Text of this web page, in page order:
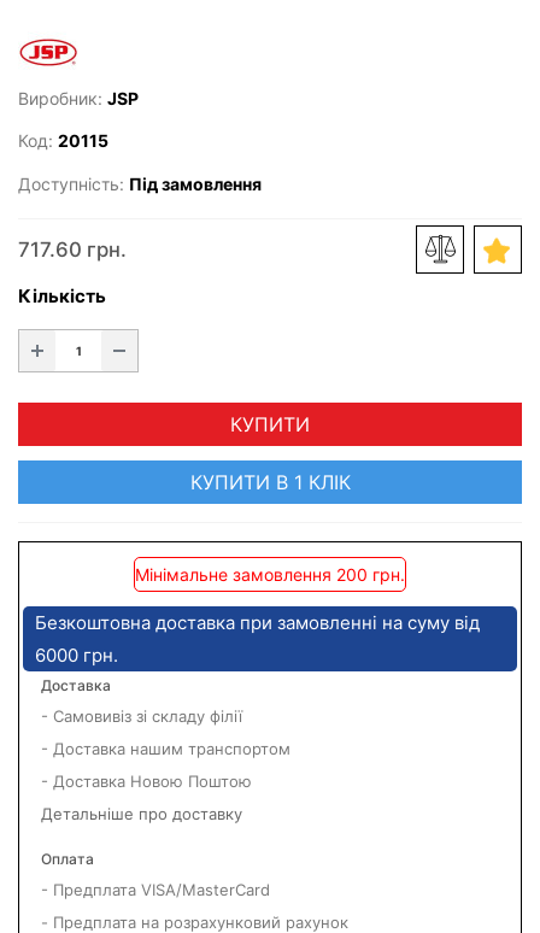
Виробник: JSP
Код: 20115
Доступність: Під замовлення
717.60 грн.
Кількість
КУПИТИ
КУПИТИ В 1 КЛІК
Мінімальне замовлення 200 грн.
Безкоштовна доставка при замовленні на суму від
6000 грн.
Доставка
- Самовивіз зі складу філії
- Доставка нашим транспортом
- Доставка Новою Поштою
Детальніше про доставку
Оплата
- Предплата VISA/MasterCard
- Предплата на розрахунковий рахунок